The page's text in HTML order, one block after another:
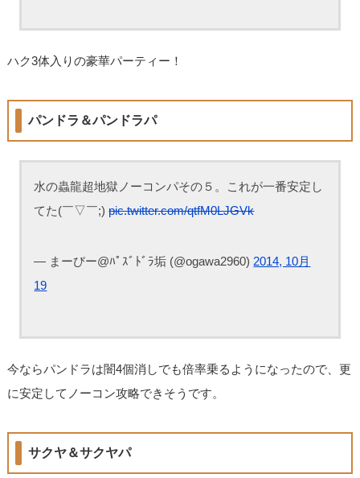
ハク3体入りの豪華パーティー！
パンドラ＆パンドラパ
水の蟲龍超地獄ノーコンパその５。これが一番安定し
てた(￣▽￣;)pic.twitter.com/qtfM0LJGVk
— まーびー@ﾊﾟｽﾞﾄﾞﾗ垢 (@ogawa2960) 2014, 10月
19
今ならパンドラは闇4個消しでも倍率乗るようになったので、更
に安定してノーコン攻略できそうです。
サクヤ＆サクヤパ